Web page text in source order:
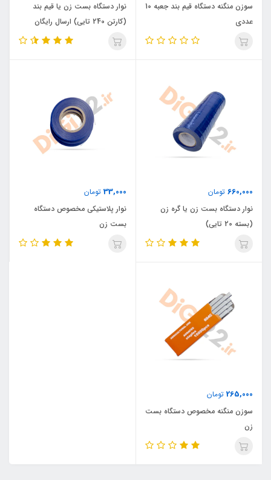
سوزن منگنه دستگاه قیم بند جعبه 10
عددی
نوار دستگاه بست زن یا قیم بند
(کارتن 240 تایی) ارسال رایگان
660,000 تومان
نوار دستگاه بست زن یا گره زن
(بسته 20 تایی)
33,000 تومان
نوار پلاستیکی مخصوص دستگاه
بست زن
265,000 تومان
سوزن منگنه مخصوص دستگاه بست
زن